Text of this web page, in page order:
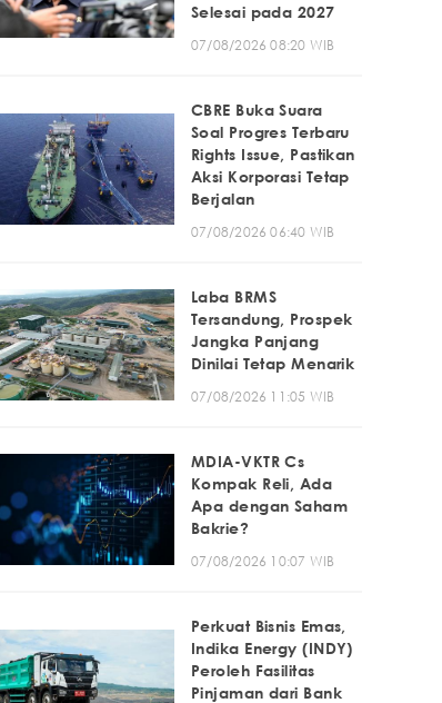
Selesai pada 2027
07/08/2026 08:20 WIB
CBRE Buka Suara
Soal Progres Terbaru
Rights Issue, Pastikan
Aksi Korporasi Tetap
Berjalan
07/08/2026 06:40 WIB
Laba BRMS
Tersandung, Prospek
Jangka Panjang
Dinilai Tetap Menarik
07/08/2026 11:05 WIB
MDIA-VKTR Cs
Kompak Reli, Ada
Apa dengan Saham
Bakrie?
07/08/2026 10:07 WIB
Perkuat Bisnis Emas,
Indika Energy (INDY)
Peroleh Fasilitas
Pinjaman dari Bank